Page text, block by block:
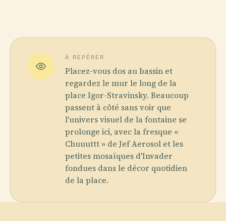
À REPÉRER
Placez-vous dos au bassin et
regardez le mur le long de la
place Igor-Stravinsky. Beaucoup
passent à côté sans voir que
l'univers visuel de la fontaine se
prolonge ici, avec la fresque «
Chuuuttt » de Jef Aerosol et les
petites mosaïques d'Invader
fondues dans le décor quotidien
de la place.